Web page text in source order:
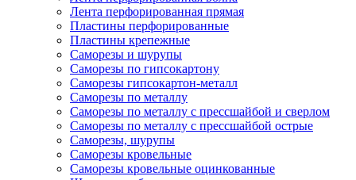
Лента перфорированная прямая
Пластины перфорированные
Пластины крепежные
Саморезы и шурупы
Саморезы по гипсокартону
Саморезы гипсокартон-металл
Саморезы по металлу
Саморезы по металлу с прессшайбой и сверлом
Саморезы по металлу с прессшайбой острые
Саморезы, шурупы
Саморезы кровельные
Саморезы кровельные оцинкованные